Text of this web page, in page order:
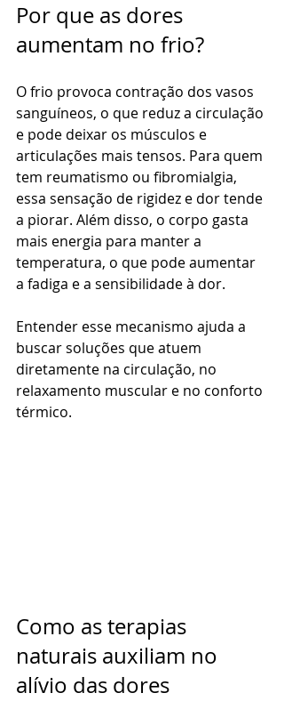
Por que as dores
aumentam no frio?
O frio provoca contração dos vasos
sanguíneos, o que reduz a circulação
e pode deixar os músculos e
articulações mais tensos. Para quem
tem reumatismo ou fibromialgia,
essa sensação de rigidez e dor tende
a piorar. Além disso, o corpo gasta
mais energia para manter a
temperatura, o que pode aumentar
a fadiga e a sensibilidade à dor.
Entender esse mecanismo ajuda a
buscar soluções que atuem
diretamente na circulação, no
relaxamento muscular e no conforto
térmico.
Como as terapias
naturais auxiliam no
alívio das dores